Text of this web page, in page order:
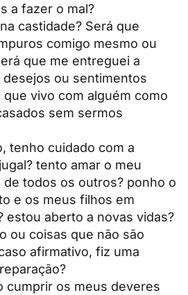
a fazer o mal?
castidade? Será que
comigo mesmo ou
que me entreguei a
ou sentimentos
que vivo com alguém como
sem sermos
tenho cuidado com a
tento amar o meu
de todos os outros? ponho o
e os meus filhos em
estou aberto a novas vidas?
ou coisas que não são
afirmativo, fiz uma
cumprir os meus deveres